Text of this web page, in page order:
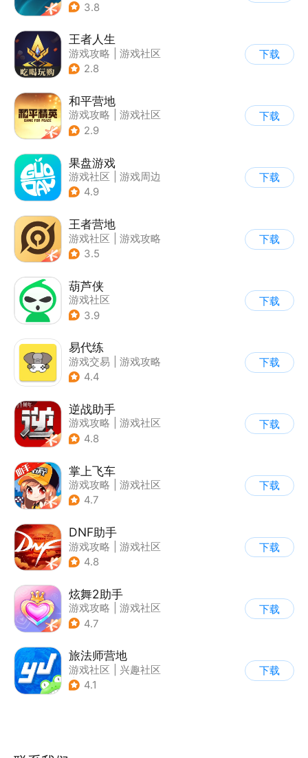
3.8
王者人生
游戏攻略
游戏社区
2.8
下载
和平营地
游戏攻略
游戏社区
2.9
下载
果盘游戏
游戏社区
游戏周边
4.9
下载
王者营地
游戏社区
游戏攻略
3.5
下载
葫芦侠
游戏社区
3.9
下载
易代练
游戏交易
游戏攻略
| 游戏社区
4.4
下载
逆战助手
游戏攻略
游戏社区
4.8
下载
掌上飞车
游戏攻略
游戏社区
4.7
下载
DNF助手
游戏攻略
游戏社区
4.8
下载
炫舞2助手
游戏攻略
游戏社区
4.7
下载
旅法师营地
游戏社区
兴趣社区
| 游戏攻略
4.1
下载